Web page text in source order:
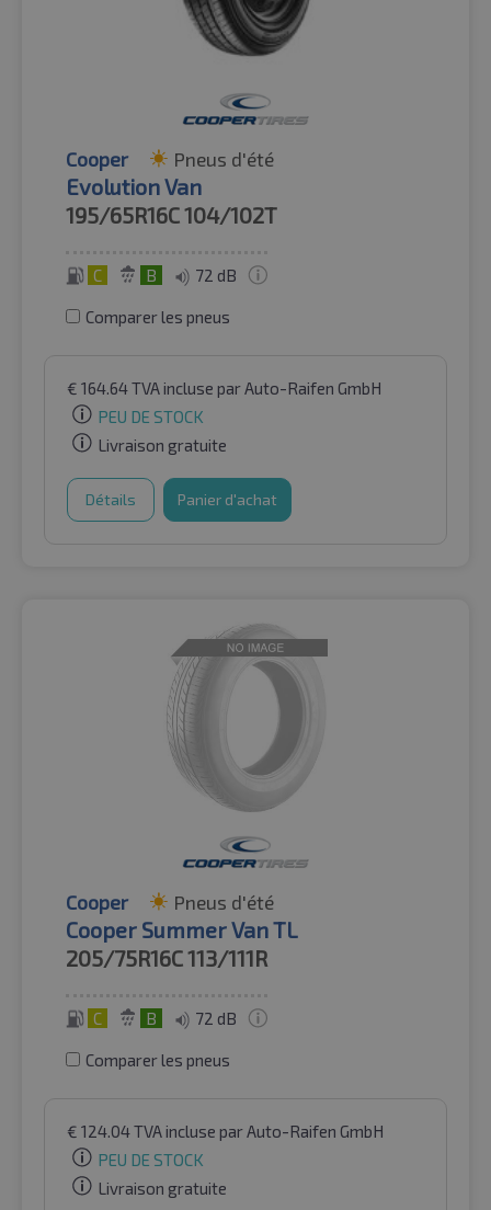
Cooper Pneus d'été
Evolution Van
195/65R16C104/102T
C B 72 dB
Comparer les pneus
€ 164.64TVA incluse par Auto-Raifen GmbH
PEU DE STOCK
Livraison gratuite
Détails Panier d'achat
Cooper Pneus d'été
Cooper Summer Van TL
205/75R16C113/111R
C B 72 dB
Comparer les pneus
€ 124.04TVA incluse par Auto-Raifen GmbH
PEU DE STOCK
Livraison gratuite